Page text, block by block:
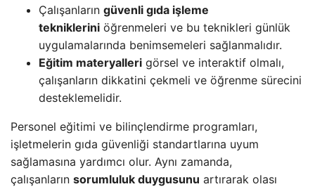
Çalışanların güvenli gıda işleme
tekniklerini öğrenmeleri ve bu teknikleri günlük
uygulamalarında benimsemeleri sağlanmalıdır.
Eğitim materyalleri görsel ve interaktif olmalı,
çalışanların dikkatini çekmeli ve öğrenme sürecini
desteklemelidir.
Personel eğitimi ve bilinçlendirme programları,
işletmelerin gıda güvenliği standartlarına uyum
sağlamasına yardımcı olur. Aynı zamanda,
çalışanların sorumluluk duygusunu artırarak olası